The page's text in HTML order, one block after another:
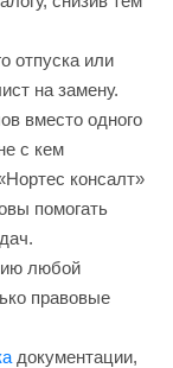
отпуска или
на замену.
вместо одного
с кем
консалт»
помогать
любой
правовые
документации,